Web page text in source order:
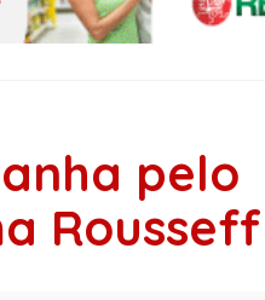
pelo
Rousseff